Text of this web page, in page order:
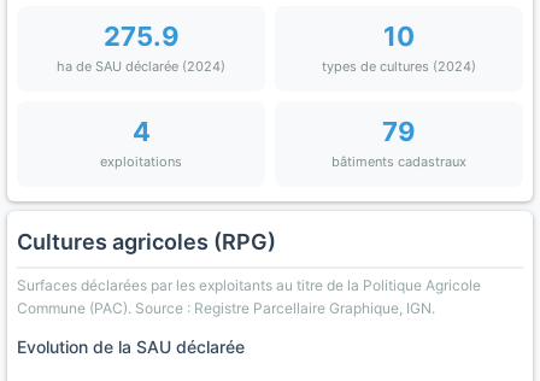
275.9
ha de SAU déclarée (2024)
10
types de cultures (2024)
4
exploitations
79
bâtiments cadastraux
Cultures agricoles (RPG)
Surfaces déclarées par les exploitants au titre de la Politique Agricole
Commune (PAC). Source : Registre Parcellaire Graphique, IGN.
Evolution de la SAU déclarée